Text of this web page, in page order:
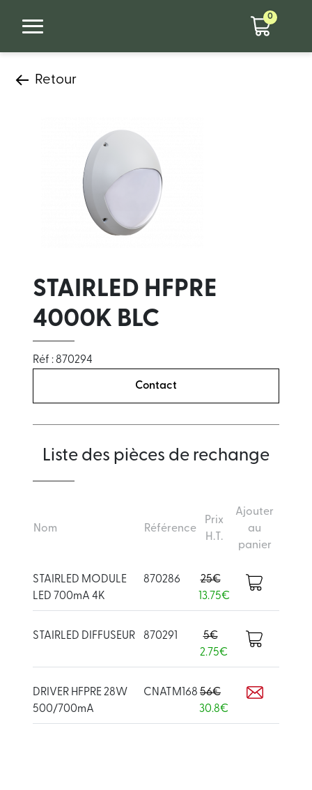
0
Retour
STAIRLED HFPRE
4000K BLC
Réf : 870294
Contact
Liste des pièces de rechange
Nom Référence
Prix
H.T.
Ajouter
au
panier
STAIRLED MODULE
LED 700mA 4K
870286
25€
13.75€
STAIRLED DIFFUSEUR 870291
5€
2.75€
DRIVER HFPRE 28W
500/700mA
CNATM168 56€
30.8€